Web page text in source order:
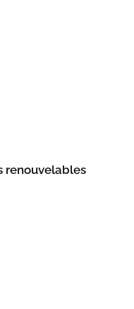
renouvelables